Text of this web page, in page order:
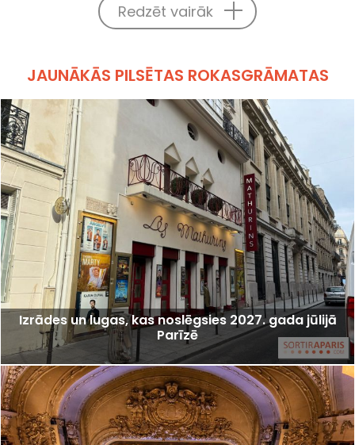
Redzēt vairāk
JAUNĀKĀS PILSĒTAS ROKASGRĀMATAS
Izrādes un lugas, kas noslēgsies 2027. gada jūlijā
Parīzē